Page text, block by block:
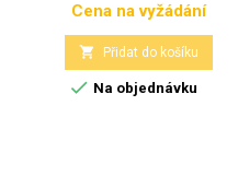
Cena
Cena na vyžádání
 Přidat do košíku
 Na objednávku